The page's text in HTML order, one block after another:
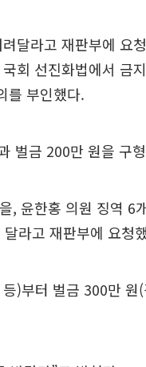
달라고 재판부에 요
회 선진화법에서 금
를 부인했다.
벌금 200만 원을 구
, 윤한홍 의원 징역 6
라고 재판부에 요청
)부터 벌금 300만 원(